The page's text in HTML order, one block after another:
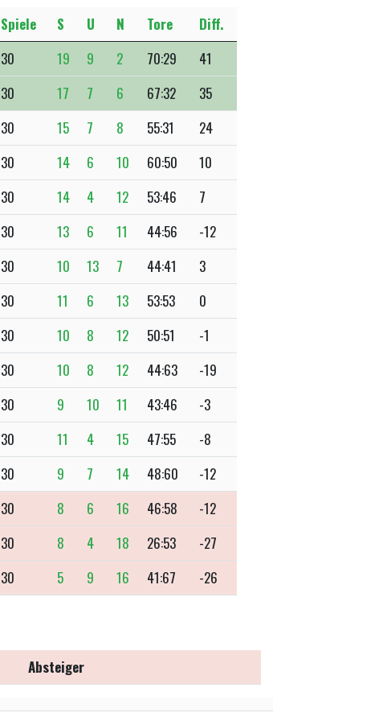
Spiele S U N Tore
Diff.
30 19 9 2 70:29
41
30 17 7 6 67:32
35
30 15 7 8 55:31
24
30 14 6 10 60:50
10
30 14 4 12 53:46
7
30 13 6 11 44:56
-12
30 10 13 7 44:41
3
30 11 6 13 53:53
0
30 10 8 12 50:51
-1
30 10 8 12 44:63
-19
30 9 10 11 43:46
-3
30 11 4 15 47:55
-8
30 9 7 14 48:60
-12
30 8 6 16 46:58
-12
30 8 4 18 26:53
-27
30 5 9 16 41:67 -26
Absteiger